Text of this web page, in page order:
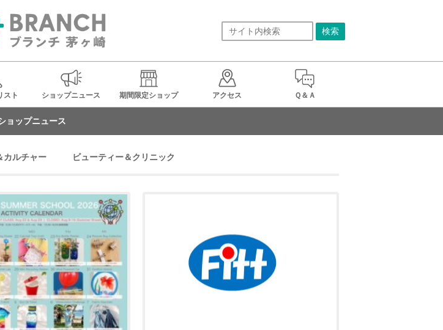
スト ショップニュース 期間限定ショップ アクセス Ｑ＆Ａ
ョップニュース
カルチャー ビューティー＆クリニック